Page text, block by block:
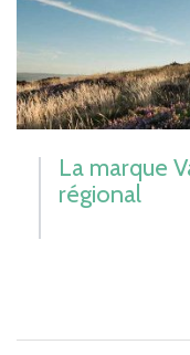
La marque
régional